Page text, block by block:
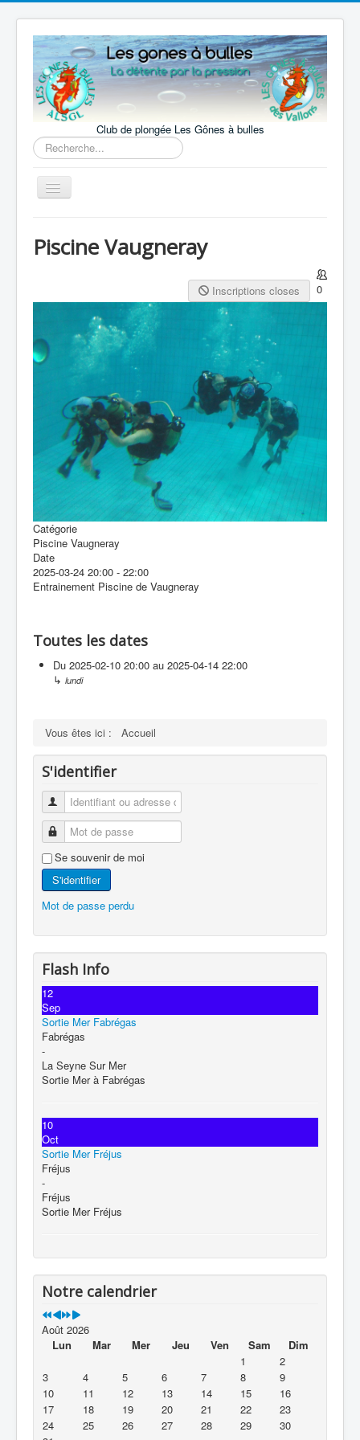
Club de plongée Les Gônes à bulles
Rechercher
Basculer
la
Le Club
Notre actualité
Inscription
Contacter le club
Piscine Vaugneray
Inscriptions closes 0
Catégorie
Piscine Vaugneray
Date
2025-03-24 20:00 - 22:00
Entrainement Piscine de Vaugneray
Toutes les dates
Du 2025-02-10 20:00 au 2025-04-14 22:00
↳ lundi
Vous êtes ici : Accueil
S'identifier
Se souvenir de moi
S'identifier
Mot de passe perdu
Flash Info
12
Sep
Sortie Mer Fabrégas
Fabrégas
-
La Seyne Sur Mer
Sortie Mer à Fabrégas
10
Oct
Sortie Mer Fréjus
Fréjus
-
Fréjus
Sortie Mer Fréjus
Notre calendrier
Août 2026
Lun
Mar Mer Jeu Ven Sam
Dim
1
2
3
4 5 6 7 8
9
10
11 12 13 14 15
16
17
18 19 20 21 22
23
24
25 26 27 28 29
30